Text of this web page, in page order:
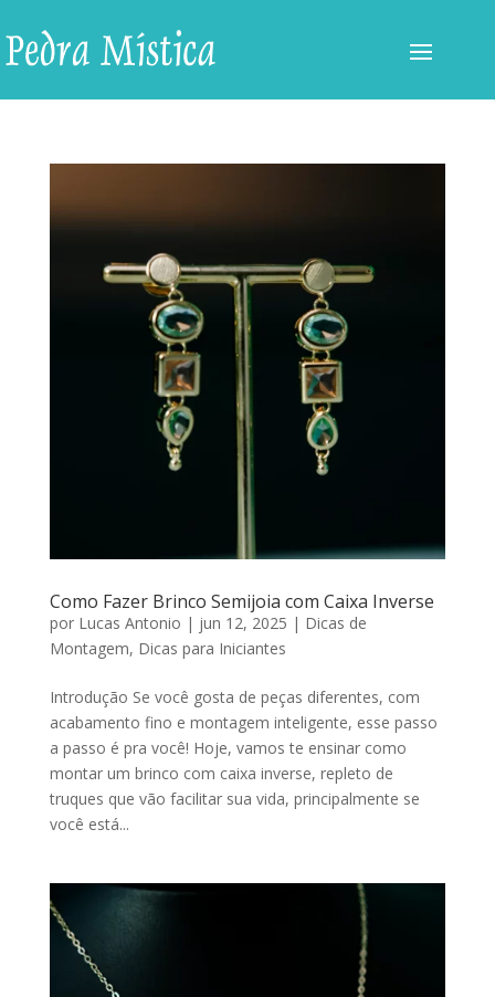
Como Fazer Brinco Semijoia com Caixa Inverse
por Lucas Antonio | jun 12, 2025 | Dicas de
Montagem, Dicas para Iniciantes
Introdução Se você gosta de peças diferentes, com
acabamento fino e montagem inteligente, esse passo
a passo é pra você! Hoje, vamos te ensinar como
montar um brinco com caixa inverse, repleto de
truques que vão facilitar sua vida, principalmente se
você está...